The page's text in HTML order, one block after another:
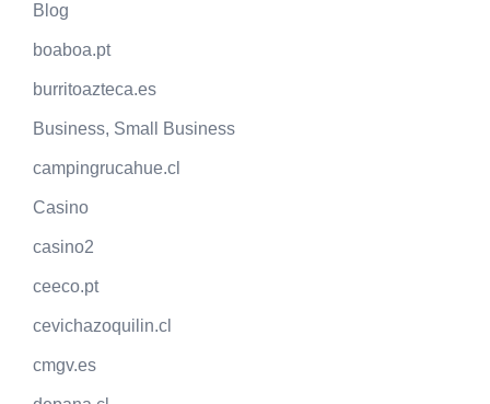
Blog
boaboa.pt
burritoazteca.es
Business, Small Business
campingrucahue.cl
Casino
casino2
ceeco.pt
cevichazoquilin.cl
cmgv.es